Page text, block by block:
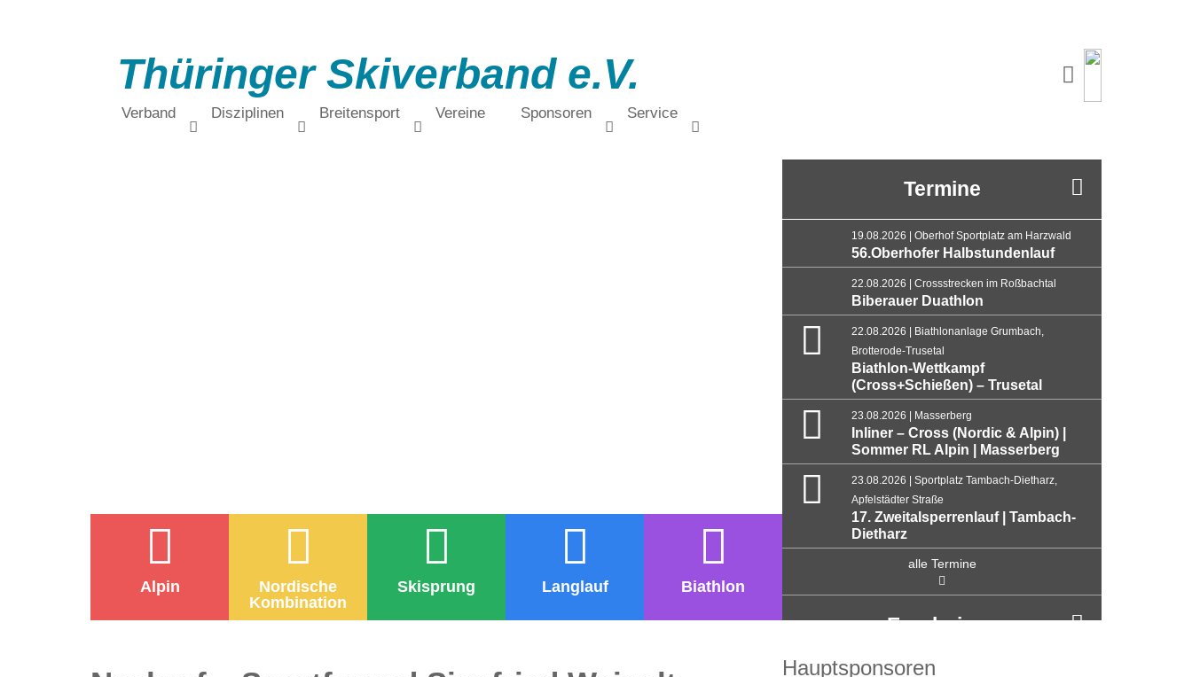
Thüringer Skiverband e.V.
Verband Disziplinen Breitensport Vereine Sponsoren Service
Alpin
Nordische
Kombination
Skisprung Langlauf Biathlon
Termine
19.08.2026 | Oberhof Sportplatz am Harzwald
56.Oberhofer Halbstundenlauf
22.08.2026 | Crossstrecken im Roßbachtal
Biberauer Duathlon
22.08.2026 | Biathlonanlage Grumbach,
Brotterode-Trusetal
Biathlon-Wettkampf
(Cross+Schießen) – Trusetal
23.08.2026 | Masserberg
Inliner – Cross (Nordic & Alpin) |
Sommer RL Alpin | Masserberg
23.08.2026 | Sportplatz Tambach-Dietharz,
Apfelstädter Straße
17. Zweitalsperrenlauf | Tambach-
Dietharz
alle Termine
Ergebnisse
Hauptsponsoren